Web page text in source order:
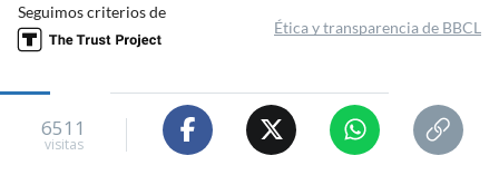
Seguimos criterios de
Ética y transparencia de BBCL
6511
visitas